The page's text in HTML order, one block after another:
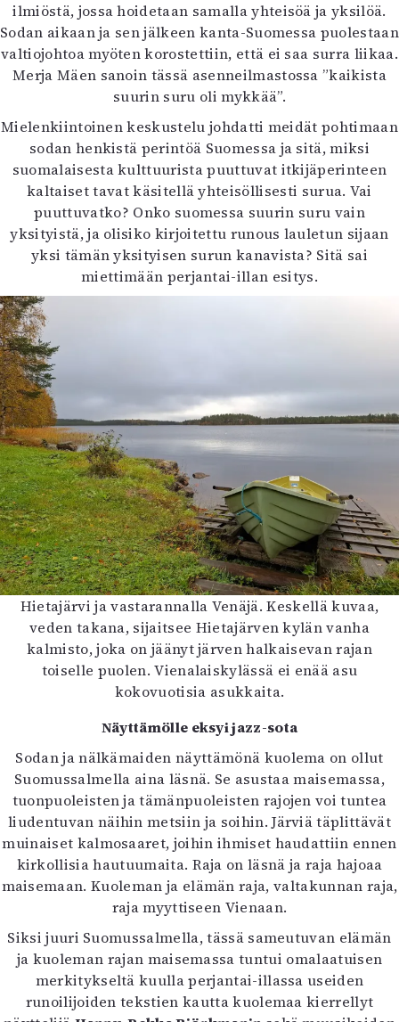
ilmiöstä, jossa hoidetaan samalla yhteisöä ja yksilöä.
Sodan aikaan ja sen jälkeen kanta-Suomessa puolestaan
valtiojohtoa myöten korostettiin, että ei saa surra liikaa.
Merja Mäen sanoin tässä asenneilmastossa ”kaikista
suurin suru oli mykkää”.
Mielenkiintoinen keskustelu johdatti meidät pohtimaan
sodan henkistä perintöä Suomessa ja sitä, miksi
suomalaisesta kulttuurista puuttuvat itkijäperinteen
kaltaiset tavat käsitellä yhteisöllisesti surua. Vai
puuttuvatko? Onko suomessa suurin suru vain
yksityistä, ja olisiko kirjoitettu runous lauletun sijaan
yksi tämän yksityisen surun kanavista? Sitä sai
miettimään perjantai-illan esitys.
Hietajärvi ja vastarannalla Venäjä. Keskellä kuvaa,
veden takana, sijaitsee Hietajärven kylän vanha
kalmisto, joka on jäänyt järven halkaisevan rajan
toiselle puolen. Vienalaiskylässä ei enää asu
kokovuotisia asukkaita.
Näyttämölle eksyi jazz-sota
Sodan ja nälkämaiden näyttämönä kuolema on ollut
Suomussalmella aina läsnä. Se asustaa maisemassa,
tuonpuoleisten ja tämänpuoleisten rajojen voi tuntea
liudentuvan näihin metsiin ja soihin. Järviä täplittävät
muinaiset kalmosaaret, joihin ihmiset haudattiin ennen
kirkollisia hautuumaita. Raja on läsnä ja raja hajoaa
maisemaan. Kuoleman ja elämän raja, valtakunnan raja,
raja myyttiseen Vienaan.
Siksi juuri Suomussalmella, tässä sameutuvan elämän
ja kuoleman rajan maisemassa tuntui omalaatuisen
merkitykseltä kuulla perjantai-illassa useiden
runoilijoiden tekstien kautta kuolemaa kierrellyt